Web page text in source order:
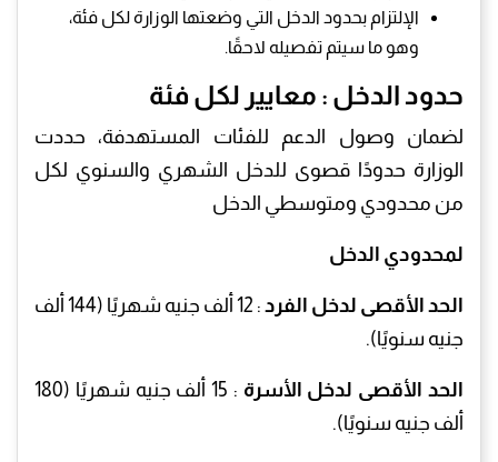
الإلتزام بحدود الدخل التي وضعتها الوزارة لكل فئة،
وهو ما سيتم تفصيله لاحقًا.
حدود الدخل : معايير لكل فئة
لضمان وصول الدعم للفئات المستهدفة، حددت
الوزارة حدودًا قصوى للدخل الشهري والسنوي لكل
من محدودي ومتوسطي الدخل
لمحدودي الدخل
الحد الأقصى لدخل الفرد
: 12 ألف جنيه شهريًا (144 ألف
جنيه سنويًا).
الحد الأقصى لدخل الأسرة
: 15 ألف جنيه شهريًا (180
ألف جنيه سنويًا).